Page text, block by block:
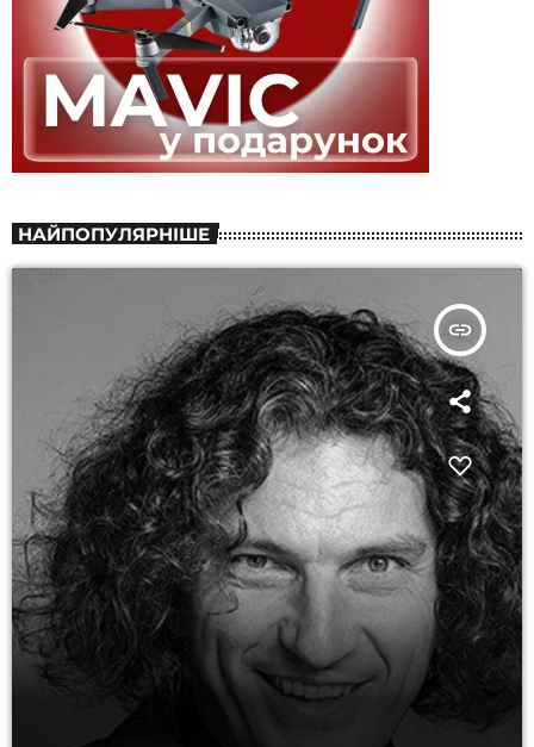
НАЙПОПУЛЯРНІШЕ
insert_link